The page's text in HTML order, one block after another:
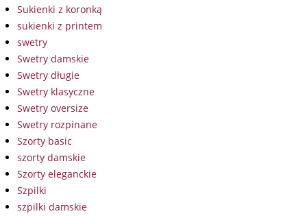
Sukienki z koronką
sukienki z printem
swetry
Swetry damskie
Swetry długie
Swetry klasyczne
Swetry oversize
Swetry rozpinane
Szorty basic
szorty damskie
Szorty eleganckie
Szpilki
szpilki damskie